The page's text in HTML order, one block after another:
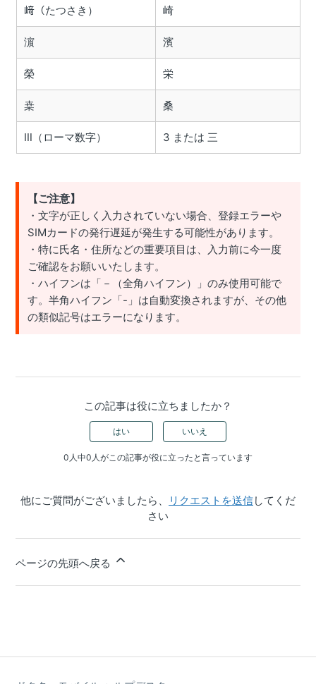
﨑（たつさき） 崎
濵 濱
榮 栄
桒 桑
Ⅲ（ローマ数字） 3 または 三
【ご注意】
・文字が正しく入力されていない場合、登録エラーや
SIMカードの発行遅延が発生する可能性があります。
・特に氏名・住所などの重要項目は、入力前に今一度
ご確認をお願いいたします。
・ハイフンは「－（全角ハイフン）」のみ使用可能で
す。半角ハイフン「-」は自動変換されますが、その他
の類似記号はエラーになります。
この記事は役に立ちましたか？
はい いいえ
0人中0人がこの記事が役に立ったと言っています
他にご質問がございましたら、 リクエストを送信してくだ
さい
ページの先頭へ戻る